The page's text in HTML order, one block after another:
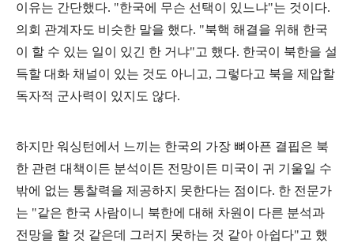
이유는 간단했다. "한국에 무슨 선택이 있느냐"는 것이다.
의회 관계자도 비슷한 말을 했다. "북핵 해결을 위해 한국
이 할 수 있는 일이 있긴 한 거냐"고 했다. 한국이 북한을 설
득할 대화 채널이 있는 것도 아니고, 그렇다고 북을 제압할
독자적 군사력이 있지도 않다.
하지만 워싱턴에서 느끼는 한국의 가장 뼈아픈 결핍은 북
한 관련 대책이든 분석이든 전망이든 미국이 귀 기울일 수
밖에 없는 통찰력을 제공하지 못한다는 점이다. 한 전문가
는 "같은 한국 사람이니 북한에 대해 차원이 다른 분석과
전망을 할 것 같은데 그러지 못하는 것 같아 아쉽다"고 했